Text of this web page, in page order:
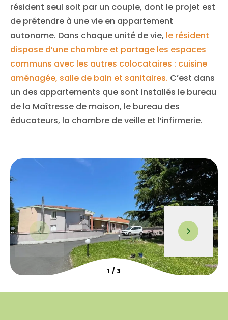
résident seul soit par un couple, dont le projet est
de prétendre à une vie en appartement
autonome. Dans chaque unité de vie, le résident
dispose d’une chambre et partage les espaces
communs avec les autres colocataires : cuisine
aménagée, salle de bain et sanitaires. C’est dans
un des appartements que sont installés le bureau
de la Maîtresse de maison, le bureau des
éducateurs, la chambre de veille et l’infirmerie.
1 / 3